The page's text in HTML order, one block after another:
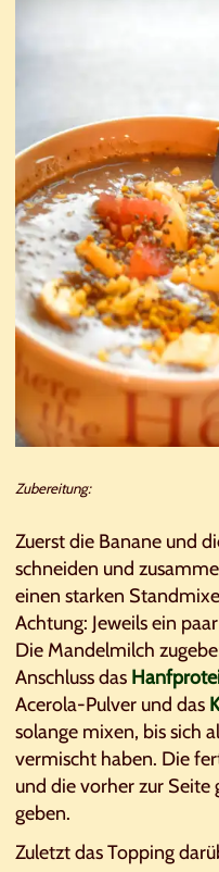
Zubereitung:
Zuerst die Banane und
schneiden und
einen starken
Achtung: Jeweils ein
Die Mandelmilch
Anschluss das
Acerola-Pulver und das
solange mixen, bis sich
vermischt haben. Die
und die vorher zur Seite
geben.
Zuletzt das Topping